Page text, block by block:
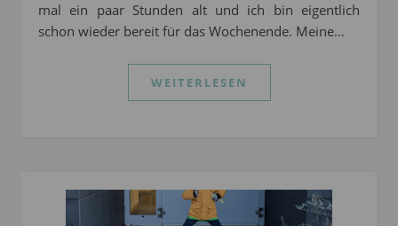
mal ein paar Stunden alt und ich bin eigentlich
schon wieder bereit für das Wochenende. Meine…
WEITERLESEN